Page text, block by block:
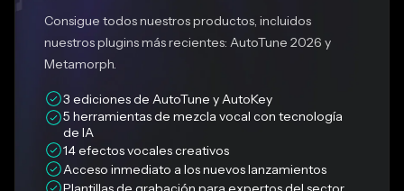
Consigue todos nuestros productos, incluidos
nuestros plugins más recientes: AutoTune 2026 y
Metamorph.
3 ediciones de AutoTune y AutoKey
5 herramientas de mezcla vocal con tecnología
de IA
14 efectos vocales creativos
Acceso inmediato a los nuevos lanzamientos